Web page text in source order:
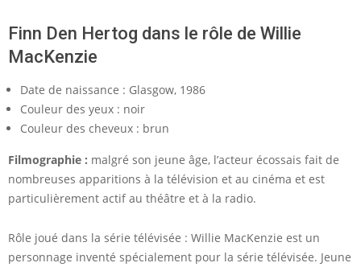
Finn Den Hertog dans le rôle de Willie
MacKenzie
Date de naissance : Glasgow, 1986
Couleur des yeux : noir
Couleur des cheveux : brun
Filmographie : malgré son jeune âge, l’acteur écossais fait de
nombreuses apparitions à la télévision et au cinéma et est
particulièrement actif au théâtre et à la radio.
Rôle joué dans la série télévisée : Willie MacKenzie est un
personnage inventé spécialement pour la série télévisée. Jeune